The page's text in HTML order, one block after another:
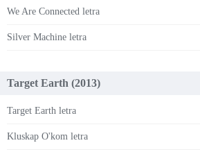
We Are Connected letra
Silver Machine letra
Target Earth (2013)
Target Earth letra
Kluskap O'kom letra